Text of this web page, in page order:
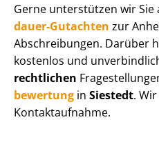
Gerne unterstützen wir Sie
dau­er-Gutachten zur
Abschreibungen. Darüber
kostenlos und
rechtlichen
be­wer­tung in Siestedt.
Kontaktaufnahme.